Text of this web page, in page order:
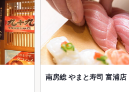
南房総 やまと寿司 富浦店